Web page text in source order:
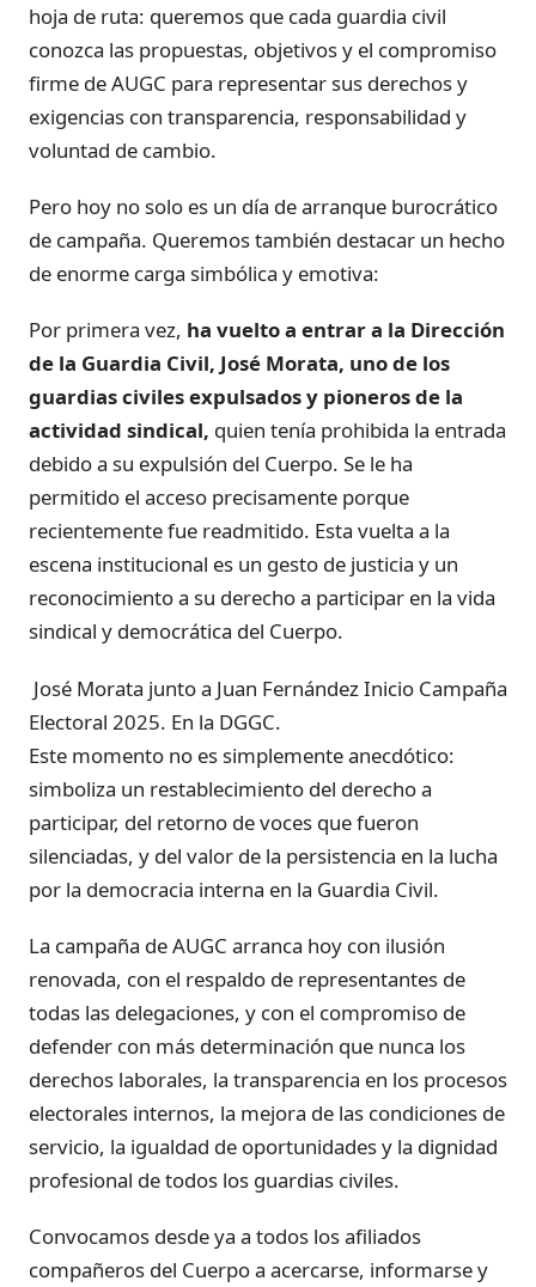
hoja de ruta: queremos que cada guardia civil
conozca las propuestas, objetivos y el compromiso
firme de AUGC para representar sus derechos y
exigencias con transparencia, responsabilidad y
voluntad de cambio.
Pero hoy no solo es un día de arranque burocrático
de campaña. Queremos también destacar un hecho
de enorme carga simbólica y emotiva:
Por primera vez, ha vuelto a entrar a la Dirección
de la Guardia Civil, José Morata, uno de los
guardias civiles expulsados y pioneros de la
actividad sindical, quien tenía prohibida la entrada
debido a su expulsión del Cuerpo. Se le ha
permitido el acceso precisamente porque
recientemente fue readmitido. Esta vuelta a la
escena institucional es un gesto de justicia y un
reconocimiento a su derecho a participar en la vida
sindical y democrática del Cuerpo.
José Morata junto a Juan Fernández Inicio Campaña
Electoral 2025. En la DGGC.
Este momento no es simplemente anecdótico:
simboliza un restablecimiento del derecho a
participar, del retorno de voces que fueron
silenciadas, y del valor de la persistencia en la lucha
por la democracia interna en la Guardia Civil.
La campaña de AUGC arranca hoy con ilusión
renovada, con el respaldo de representantes de
todas las delegaciones, y con el compromiso de
defender con más determinación que nunca los
derechos laborales, la transparencia en los procesos
electorales internos, la mejora de las condiciones de
servicio, la igualdad de oportunidades y la dignidad
profesional de todos los guardias civiles.
Convocamos desde ya a todos los afiliados
compañeros del Cuerpo a acercarse, informarse y